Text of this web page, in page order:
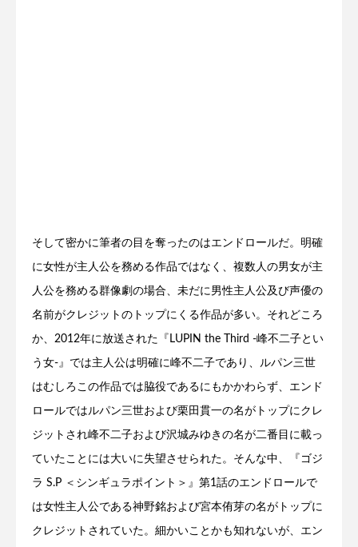
そして密かに筆者の目を奪ったのはエンドロールだ。明確
に女性が主人公を務める作品ではなく、複数人の男女が主
人公を務める群像劇の場合、未だに男性主人公及び声優の
名前がクレジットのトップにくる作品が多い。それどころ
か、2012年に放送された『LUPIN the Third -峰不二子とい
う女-』では主人公は明確に峰不二子であり、ルパン三世
はむしろこの作品では脇役であるにもかかわらず、エンド
ロールではルパン三世および栗田貫一の名がトップにクレ
ジットされ峰不二子および沢城みゆきの名が二番目に載っ
ていたことには大いに失望させられた。そんな中、『ゴジ
ラ S.P ＜シンギュラポイント＞』第1話のエンドロールで
は女性主人公である神野銘および宮本侑芽の名がトップに
クレジットされていた。細かいことかも知れないが、エン